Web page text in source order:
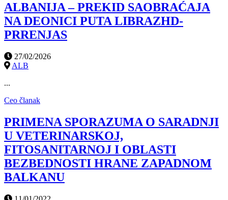
ALBANIJA – PREKID SAOBRAĆAJA
NA DEONICI PUTA LIBRAZHD-
PRRENJAS
27/02/2026
ALB
...
Ceo članak
PRIMENA SPORAZUMA O SARADNJI
U VETERINARSKOJ,
FITOSANITARNOJ I OBLASTI
BEZBEDNOSTI HRANE ZAPADNOM
BALKANU